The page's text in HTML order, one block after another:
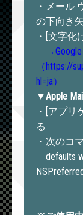
・メール
の下向き
・[文字化
（https://
hl=ja）
▼Apple
・[アプ
る
・次のコ
defaults